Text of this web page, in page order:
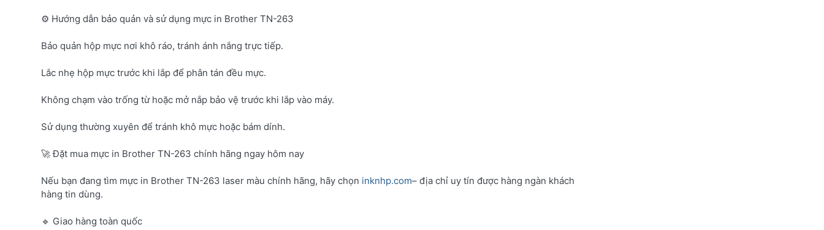
⚙️ Hướng dẫn bảo quản và sử dụng mực in Brother TN-263
Bảo quản hộp mực nơi khô ráo, tránh ánh nắng trực tiếp.
Lắc nhẹ hộp mực trước khi lắp để phân tán đều mực.
Không chạm vào trống từ hoặc mở nắp bảo vệ trước khi lắp vào máy.
Sử dụng thường xuyên để tránh khô mực hoặc bám dính.
🚀 Đặt mua mực in Brother TN-263 chính hãng ngay hôm nay
Nếu bạn đang tìm mực in Brother TN-263 laser màu chính hãng, hãy chọn inknhp.com– địa chỉ uy tín được hàng ngàn khách
hàng tin dùng.
🔹 Giao hàng toàn quốc